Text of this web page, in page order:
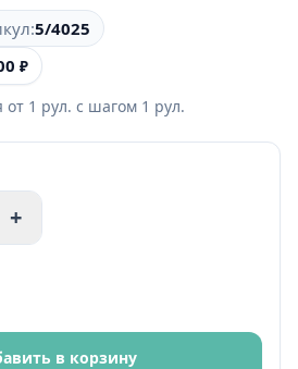
5/4025
₽
от 1 рул. с шагом 1 рул.
+
в корзину